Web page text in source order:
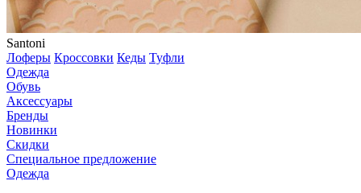
Santoni
Лоферы Кроссовки Кеды Туфли
Одежда
Обувь
Аксессуары
Бренды
Новинки
Скидки
Специальное предложение
Одежда